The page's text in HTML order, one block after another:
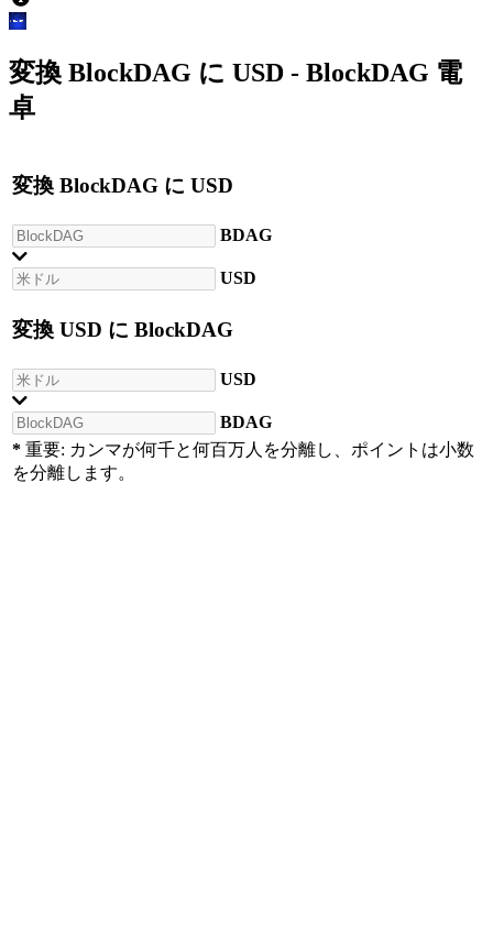
変換 BlockDAG に USD - BlockDAG 電
卓
変換 BlockDAG に USD
BDAG
USD
変換 USD に BlockDAG
USD
BDAG
* 重要: カンマが何千と何百万人を分離し、ポイントは小数
を分離します。